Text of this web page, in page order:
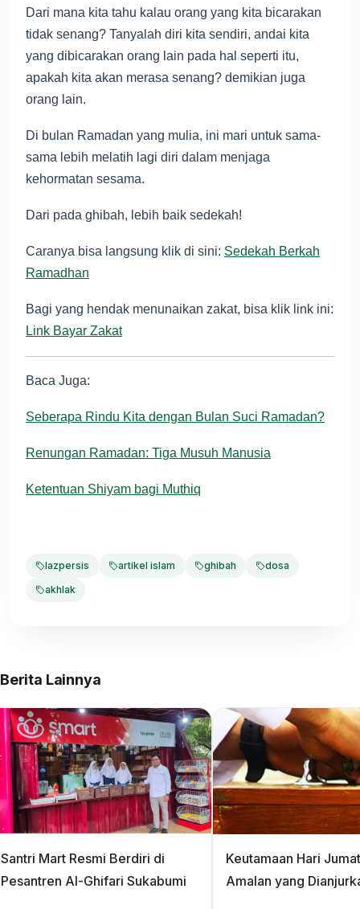
Dari mana kita tahu kalau orang yang kita bicarakan
tidak senang? Tanyalah diri kita sendiri, andai kita
yang dibicarakan orang lain pada hal seperti itu,
apakah kita akan merasa senang? demikian juga
orang lain.
Di bulan Ramadan yang mulia, ini mari untuk sama-
sama lebih melatih lagi diri dalam menjaga
kehormatan sesama.
Dari pada ghibah, lebih baik sedekah!
Caranya bisa langsung klik di sini: Sedekah Berkah
Ramadhan
Bagi yang hendak menunaikan zakat, bisa klik link ini:
Link Bayar Zakat
Baca Juga:
Seberapa Rindu Kita dengan Bulan Suci Ramadan?
Renungan Ramadan: Tiga Musuh Manusia
Ketentuan Shiyam bagi Muthiq
lazpersis artikel islam ghibah
dosa
akhlak
Berita Lainnya
Santri Mart Resmi Berdiri di
Pesantren Al-Ghifari Sukabumi
Keutamaan Hari
Amalan yang